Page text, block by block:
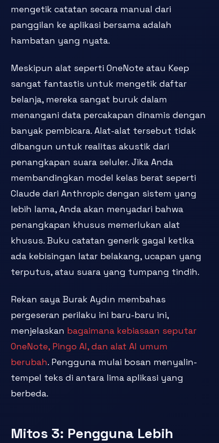
mengetik catatan secara manual dari
panggilan ke aplikasi bersama adalah
hambatan yang nyata.
Meskipun alat seperti OneNote atau Keep
sangat fantastis untuk mengetik daftar
belanja, mereka sangat buruk dalam
menangani data percakapan dinamis dengan
banyak pembicara. Alat-alat tersebut tidak
dibangun untuk realitas akustik dari
penangkapan suara seluler. Jika Anda
membandingkan model kelas berat seperti
Claude dari Anthropic dengan sistem yang
lebih lama, Anda akan menyadari bahwa
penangkapan khusus memerlukan alat
khusus. Buku catatan generik gagal ketika
ada kebisingan latar belakang, ucapan yang
terputus, atau suara yang tumpang tindih.
Rekan saya Burak Aydın membahas
pergeseran perilaku ini baru-baru ini,
menjelaskan bagaimana kebiasaan seputar
OneNote, Pingo AI, dan alat AI umum
berubah. Pengguna mulai bosan menyalin-
tempel teks di antara lima aplikasi yang
berbeda.
Mitos 3: Pengguna Lebih